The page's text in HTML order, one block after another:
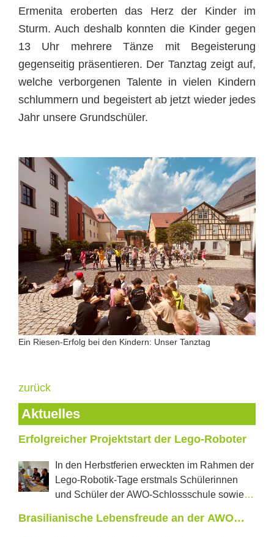
Ermenita eroberten das Herz der Kinder im
Sturm. Auch deshalb konnten die Kinder gegen
13 Uhr mehrere Tänze mit Begeisterung
gegenseitig präsentieren. Der Tanztag zeigt auf,
welche verborgenen Talente in vielen Kindern
schlummern und begeistert ab jetzt wieder jedes
Jahr unsere Grundschüler.
Ein Riesen-Erfolg bei den Kindern: Unser Tanztag
zurück
Aktuelles
Erfolgreicher Projektstart der Lego-Roboter
In den Herbstferien erweckten im Rahmen der
Lego-Robotik-Tage erstmals Schülerinnen
und Schüler der AWO-Schlossschule sowie
Roboter und selbstfahrende Autos zum Leben. In
Brasilianische Lebensfreude an der AWO